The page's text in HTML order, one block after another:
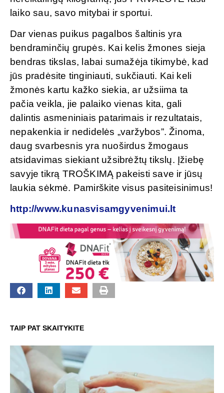
laiko sau, savo mitybai ir sportui.
Dar vienas puikus pagalbos šaltinis yra
bendraminčių grupės. Kai kelis žmones sieja
bendras tikslas, labai sumažėja tikimybė, kad
jūs pradėsite tinginiauti, sukčiauti. Kai keli
žmonės kartu kažko siekia, ar užsiima ta
pačia veikla, jie palaiko vienas kita, gali
dalintis asmeniniais patarimais ir rezultatais,
nepakenkia ir nedidelės „varžybos”. Žinoma,
daug svarbesnis yra nuoširdus žmogaus
atsidavimas siekiant užsibrėžtų tikslų. Įžiebę
savyje tikrą TROŠKIMĄ pakeisti save ir jūsų
laukia sėkmė. Pamirškite visus pasiteisinimus!
http://www.kunasvisamgyvenimui.lt
TAIP PAT SKAITYKITE